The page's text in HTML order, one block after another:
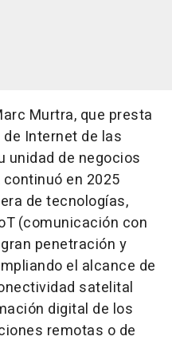
Murtra, que presta
Internet de las
unidad de negocios
en 2025
de tecnologías,
(comunicación con
penetración y
el alcance de
satelital
digital de los
remotas o de